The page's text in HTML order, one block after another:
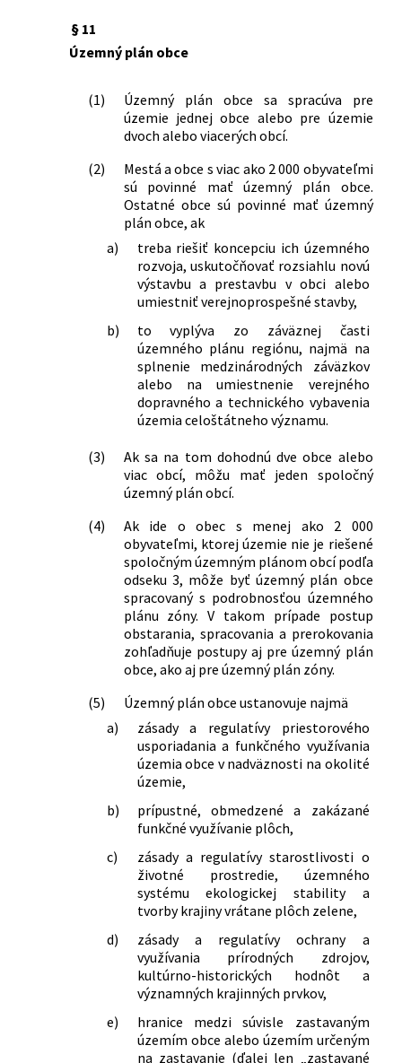
§ 11
Územný plán obce
(1)
Územný plán obce sa spracúva pre
územie jednej obce alebo pre územie
dvoch alebo viacerých obcí.
(2)
Mestá a obce s viac ako 2 000 obyvateľmi
sú povinné mať územný plán obce.
Ostatné obce sú povinné mať územný
plán obce, ak
a)
treba riešiť koncepciu ich územného
rozvoja, uskutočňovať rozsiahlu novú
výstavbu a prestavbu v obci alebo
umiestniť verejnoprospešné stavby,
b)
to vyplýva zo záväznej časti
územného plánu regiónu, najmä na
splnenie medzinárodných záväzkov
alebo na umiestnenie verejného
dopravného a technického vybavenia
územia celoštátneho významu.
(3)
Ak sa na tom dohodnú dve obce alebo
viac obcí, môžu mať jeden spoločný
územný plán obcí.
(4)
Ak ide o obec s menej ako 2 000
obyvateľmi, ktorej územie nie je riešené
spoločným územným plánom obcí podľa
odseku 3, môže byť územný plán obce
spracovaný s podrobnosťou územného
plánu zóny. V takom prípade postup
obstarania, spracovania a prerokovania
zohľadňuje postupy aj pre územný plán
obce, ako aj pre územný plán zóny.
(5)
Územný plán obce ustanovuje najmä
a)
zásady a regulatívy priestorového
usporiadania a funkčného využívania
územia obce v nadväznosti na okolité
územie,
b)
prípustné, obmedzené a zakázané
funkčné využívanie plôch,
c)
zásady a regulatívy starostlivosti o
životné prostredie, územného
systému ekologickej stability a
tvorby krajiny vrátane plôch zelene,
d)
zásady a regulatívy ochrany a
využívania prírodných zdrojov,
kultúrno-historických hodnôt a
významných krajinných prvkov,
e)
hranice medzi súvisle zastavaným
územím obce alebo územím určeným
na zastavanie (ďalej len „zastavané